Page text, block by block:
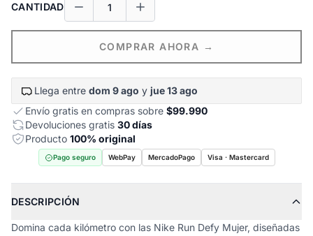
CANTIDAD
COMPRAR AHORA →
Llega entre dom 9 ago y jue 13 ago
Envío gratis en compras sobre $99.990
Devoluciones gratis 30 días
Producto 100% original
Pago seguro WebPay MercadoPago Visa · Mastercard
DESCRIPCIÓN
Domina cada kilómetro con las Nike Run Defy Mujer, diseñadas